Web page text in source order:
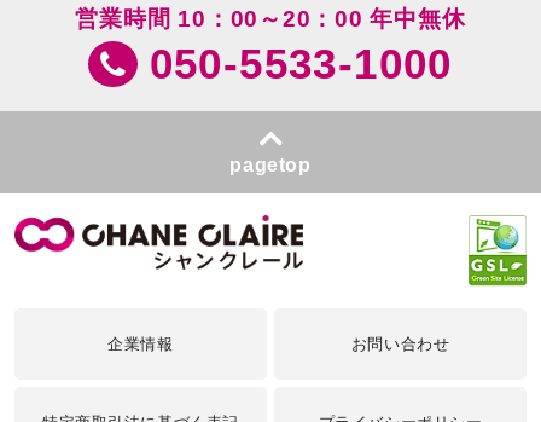
営業時間 10：00～20：00 年中無休
050-5533-1000
pagetop
企業情報 お問い合わせ